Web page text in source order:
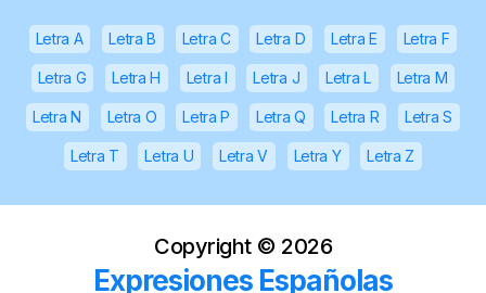
Letra A Letra B Letra C Letra D Letra E Letra F
Letra G Letra H Letra I Letra J Letra L Letra M
Letra N Letra O Letra P Letra Q Letra R Letra S
Letra T Letra U Letra V Letra Y Letra Z
Copyright © 2026
Expresiones Españolas